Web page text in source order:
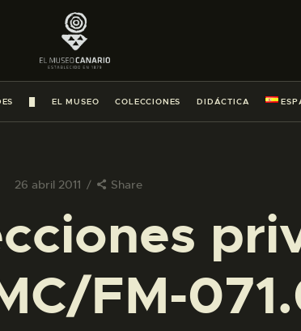
EL MUSEO COLECCIONES DIDÁCTICA
26 abril 2011 Share
FM-
VISITA